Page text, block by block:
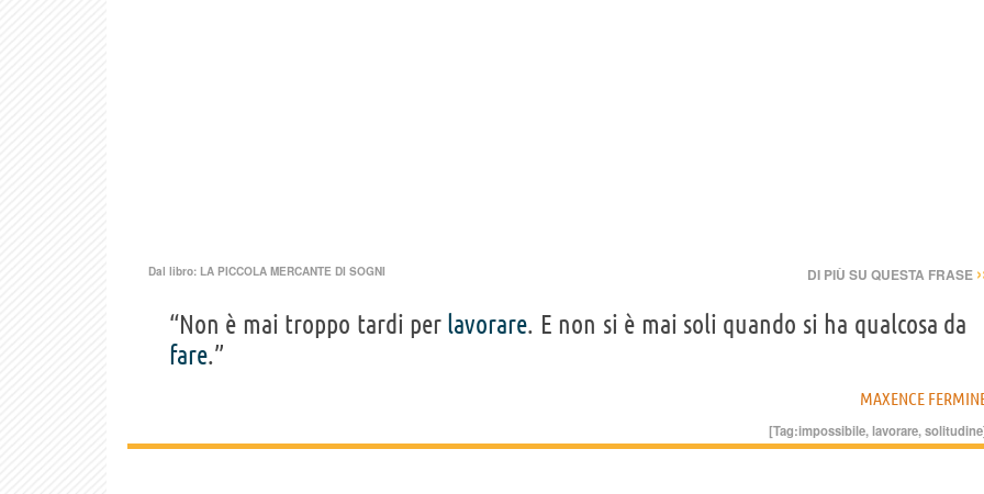
Dal libro: LA PICCOLA MERCANTE DI SOGNI DI PIÙ SU QUESTA FRASE
“Non è mai troppo tardi per lavorare. E non si è mai soli quando si ha qualcosa da
fare.”
MAXENCE
[Tag:impossibile,lavorare,solitudine